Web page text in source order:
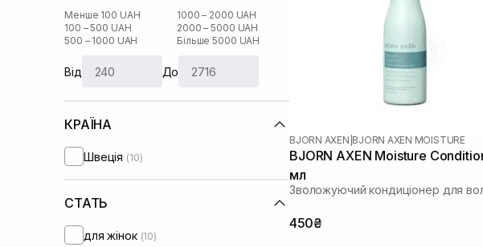
Менше 100 UAH
100 – 500 UAH
500 – 1000 UAH
1000 – 2000 UAH
2000 – 5000 UAH
Більше 5000 UAH
Від До
КРАЇНА
Швеція (10)
СТАТЬ
для жінок (10)
BJORN AXEN BJORN AXEN MOISTURE
BJORN AXEN Moisture
мл
Зволожуючий кондиціонер для
450₴